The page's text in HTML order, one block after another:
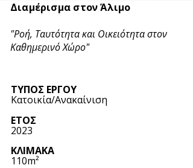
Διαμέρισμα στον Άλιμο
"Ροή, Ταυτότητα και Οικειότητα στον
Καθημερινό Χώρο"
​ΤΥΠΟΣ ΕΡΓΟΥ
Κατοικία/Ανακαίνιση
ΕΤΟΣ
2023
​ΚΛΙΜΑΚΑ
110m²